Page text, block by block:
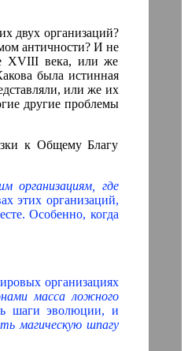
двух организаций?
античности? И не
XVIII века, или же
была истинная
или же их
другие проблемы
к Общему Благу
организациям, где
этих организаций,
Особенно, когда
организациях
масса ложного
шаги эволюции, и
магическую шпагу